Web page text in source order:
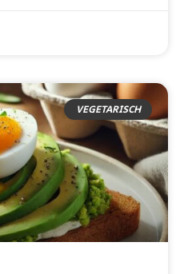
VEGETARISCH